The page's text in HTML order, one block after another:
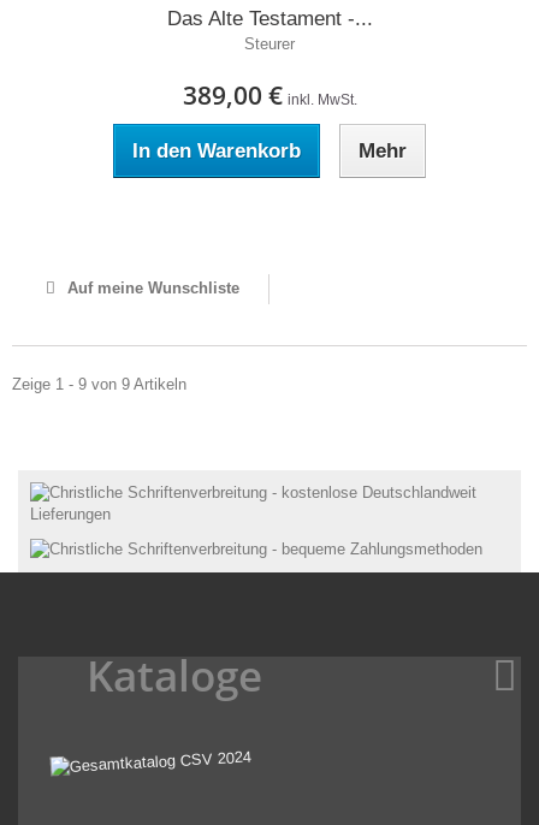
Das Alte Testament -...
Steurer
389,00 € inkl. MwSt.
In den Warenkorb Mehr
Auf meine Wunschliste
Zeige 1 - 9 von 9 Artikeln
Kataloge